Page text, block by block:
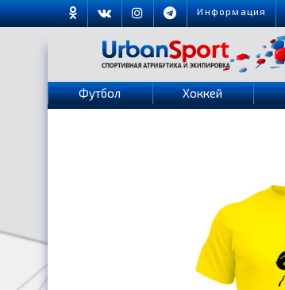
Информация
Футбол Хоккей